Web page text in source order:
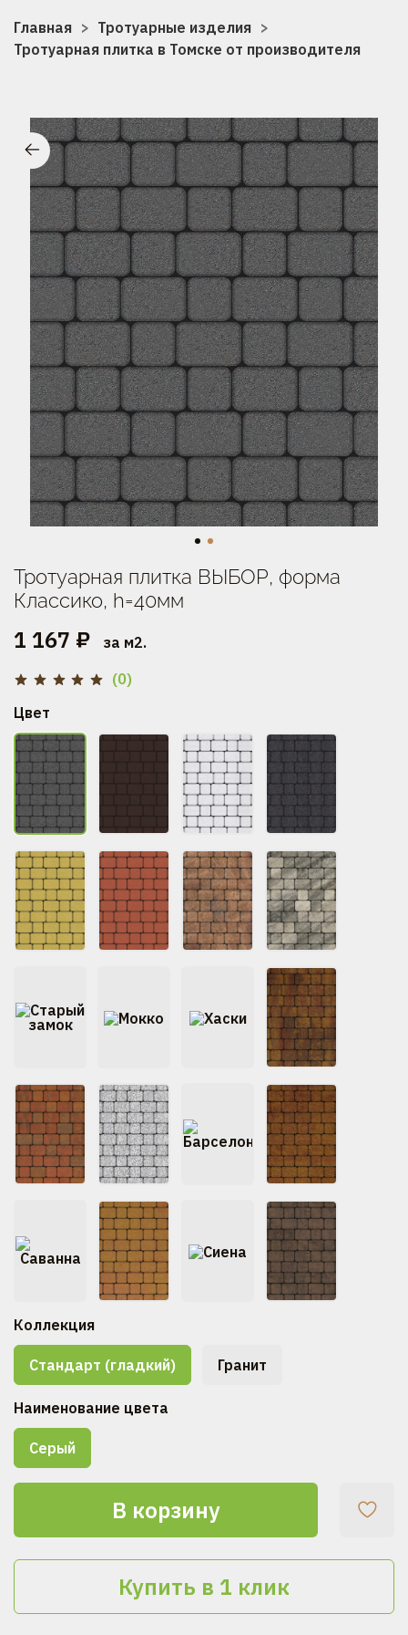
Главная
Тротуарные изделия
Тротуарная плитка в Томске от производителя
(0)
Тротуарная плитка ВЫБОР, форма
Классико, h=40мм
1 167 ₽ за м2.
В корзину
Купить в 1 клик
Цвет
Коллекция
Стандарт (гладкий) Гранит
Наименование цвета
Серый